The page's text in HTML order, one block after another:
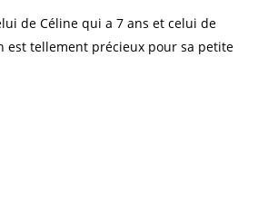
de Céline qui a 7 ans et celui de
est tellement précieux pour sa petite